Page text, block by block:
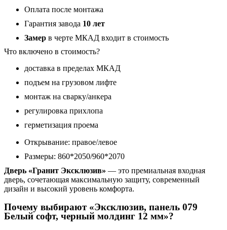
Оплата после монтажа
Гарантия завода 10 лет
Замер в черте МКАД входит в стоимость
Что включено в стоимость?
доставка в пределах МКАД
подъем на грузовом лифте
монтаж на сварку/анкера
регулировка прихлопа
герметизация проема
Открывание: правое/левое
Размеры: 860*2050/960*2070
Дверь «Гранит Эксклюзив» — это премиальная входная
дверь, сочетающая максимальную защиту, современный
дизайн и высокий уровень комфорта.
Почему выбирают «Эксклюзив, панель 079
Белый софт, черный молдинг 12 мм»?